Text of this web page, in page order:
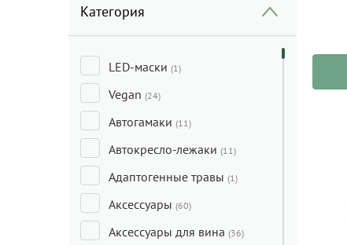
Категория
LED-маски (1)
Vegan (24)
Автогамаки (11)
Автокресло-лежаки (11)
Адаптогенные травы (1)
Аксессуары (60)
Аксессуары для вина (36)